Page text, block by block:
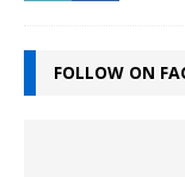
FOLLOW ON